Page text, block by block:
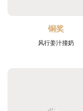
铜奖
风行姜汁撞奶